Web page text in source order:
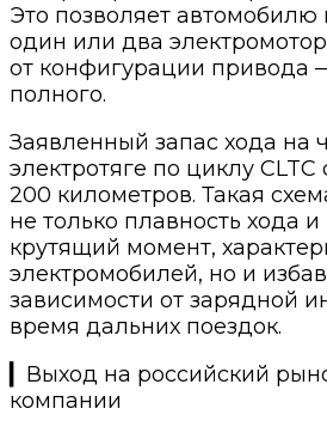
Это позволяет автомобилю
один или два
от конфигурации привода
полного.
Заявленный запас хода на
электротяге по циклу CLTC
200 километров. Такая
не только плавность хода
крутящий момент,
электромобилей, но и
зависимости от зарядной
время дальних поездок.
▎Выход на российский
компании